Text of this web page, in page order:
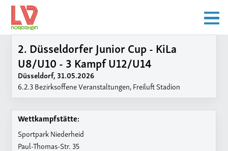
2. Düsseldorfer Junior Cup - KiLa
U8/U10 - 3 Kampf U12/U14
Düsseldorf, 31.05.2026
6.2.3 Bezirksoffene Veranstaltungen, Freiluft Stadion
Wettkampfstätte:
Sportpark Niederheid
Paul-Thomas-Str. 35